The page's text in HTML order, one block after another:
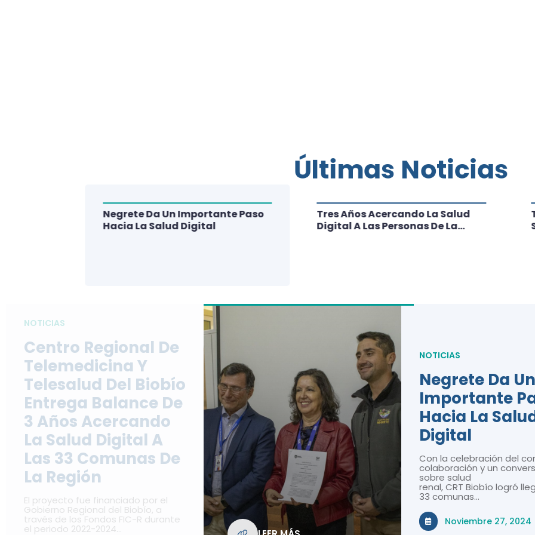
NOTICIAS
Centro Regional De
Telemedicina Y
Telesalud Del Biobío
Entrega Balance De
3 Años Acercando
La Salud Digital A
Las 33 Comunas De
La Región
El proyecto fue financiado por el
Gobierno Regional del Biobío, a
través de los Fondos FIC-R durante
el periodo 2022-2024…
NOTICIAS
Negrete Da Un
Importante
Hacia La
Digital
Con la celebración del
colaboración y un
sobre salud
renal, CRT Biobío logró
33 comunas…
Noviembre 27, 2024
Negrete Da Un Importante Paso
Hacia La Salud Digital
Tres Años Acercando La Salud
Digital A Las Personas De La
Últimas Noticias